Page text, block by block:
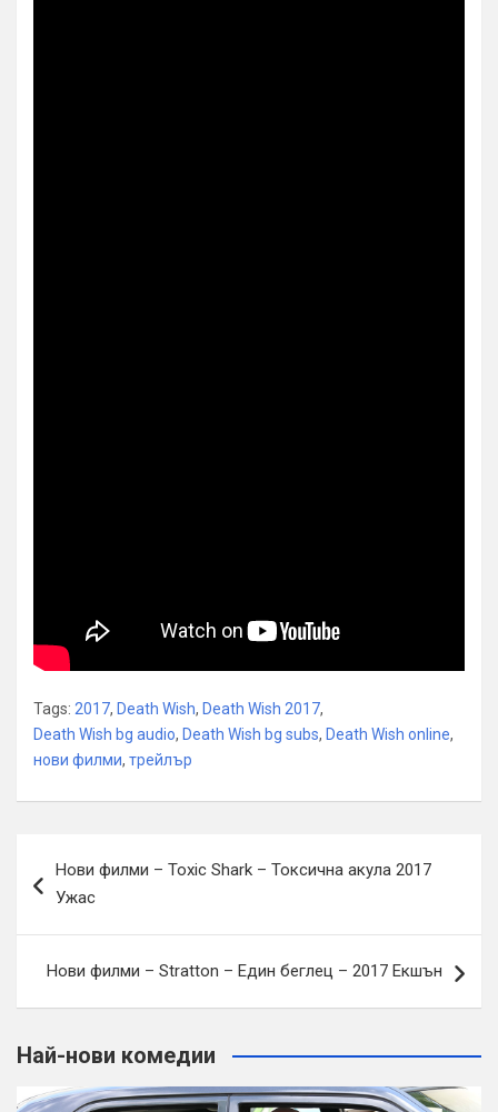
Tags: 2017, Death Wish, Death Wish 2017,
Death Wish bg audio, Death Wish bg subs, Death Wish online,
нови филми, трейлър
Нови филми – Toxic Shark – Токсична акула 2017
Ужас
Нови филми – Stratton – Един беглец – 2017 Екшън
Най-нови комедии